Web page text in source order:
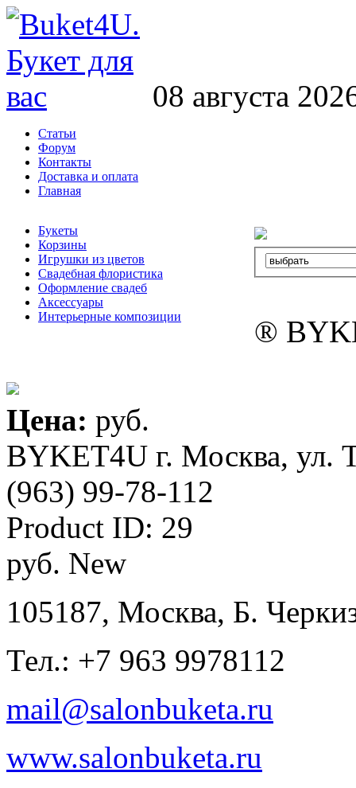
08 августа
Статьи
Форум
Контакты
Доставка и оплата
Главная
Букеты
Корзины
Игрушки из цветов
Свадебная флористика
Оформление свадеб
Аксессуары
Интерьерные композиции
®
Цена: руб.
BYKET4U г. Москва, ул.
(963) 99-78-112
Product ID: 29
руб. New
105187, Москва, Б.
Тел.: +7 963 9978112
mail@salonbuketa.ru
www.salonbuketa.ru